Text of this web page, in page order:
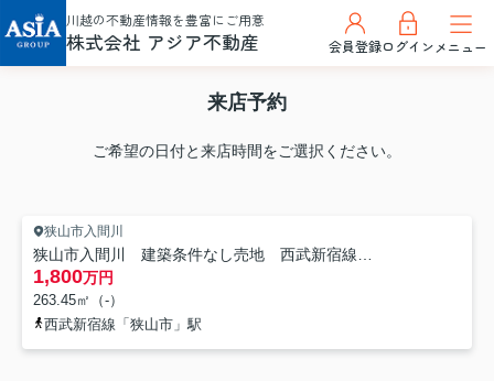
川越の不動産情報を豊富にご用意
株式会社 アジア不動産 会員登録ログインメニュー
来店予約
ご希望の日付と来店時間をご選択ください。
狭山市入間川
1,800万円
263.45㎡（-）
西武新宿線「狭山市」駅